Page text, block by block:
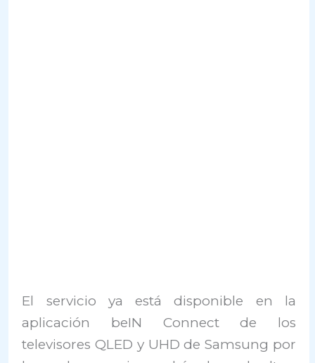
El servicio ya está disponible en la
aplicación beIN Connect de los
televisores QLED y UHD de Samsung por